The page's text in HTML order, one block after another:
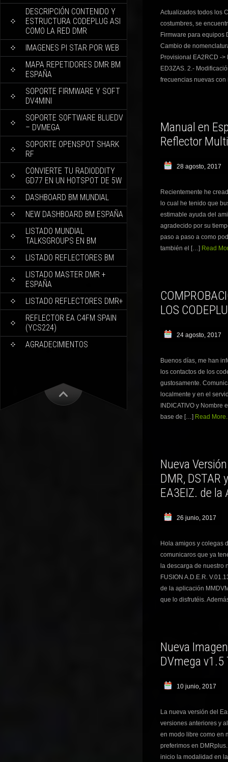
DESCRIPCIÓN CONTENIDO Y
ESTRUCTURA CODEPLUG ASI
COMO LA RED DMR
IMAGENES PI STAR POR WEB
MAPA REPETIDORES DMR BM
ESPAÑA
SOPORTE FIRMWARE Y SOFT
DV4MINI
SOPORTE SOFTWARE BLUEDV
– DVMEGA
SOPORTE OPENSPOT SHARK
RF
CONVIERTE TU RADIODDITY
GD77 EN UN HOTSPOT DE 5W
DASHBOARD BM MUNDIAL
NEW DASHBOARD BM ESPAÑA
LISTADO MUNDIAL
TALKSGROUPS EN BM
LISTADO REFLECTORES BM
LISTADO MASTER DMR +
ESPAÑA
LISTADO REFLECTORES DMR+
REFLECTOR EA C4FM SPAIN
(YCS224)
AGRADECIMIENTOS
Actualizados todos los
costumbres, se
Firmware para equipos
Cambio de
Provisional EA2RCD ->
ED3ZAS. 2.-
frecuencias nuevas
Manual en
Reflector
28 agosto, 2017
Recientemente he
lo cual he tenido que
estimable ayuda del
agradecido por su
paso a paso a como
también el […] Read
LOS
24 agosto, 2017
Buenos días, me han
los contactos de los
gustosamente.
localmente y en el
INDICATIVO y
base de […] Read
Nueva
DMR, DSTAR
EA3EIZ. de la
26 junio, 2017
Hola amigos y colegas
comunicaros que ya
la descarga de nuestro
FUSION A.D.E.R.
de la aplicación
que lo disfrutéis.
Nueva
DVmega v1.5
10 junio, 2017
La nueva versión del
versiones anteriores y
en modo libre como en
preferimos en
inicio la modalidad en